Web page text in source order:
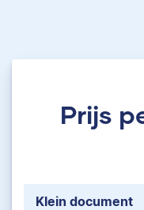
Prijs
Klein document